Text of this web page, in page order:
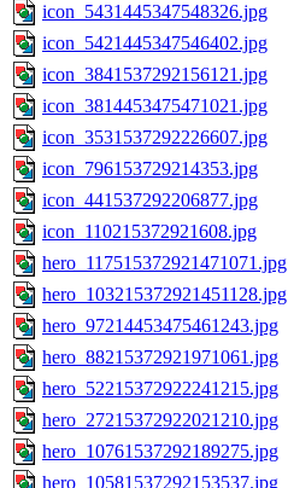
icon_5431445347548326.jpg
icon_5421445347546402.jpg
icon_3841537292156121.jpg
icon_3814453475471021.jpg
icon_3531537292226607.jpg
icon_796153729214353.jpg
icon_441537292206877.jpg
icon_110215372921608.jpg
hero_117515372921471071.jpg
hero_103215372921451128.jpg
hero_97214453475461243.jpg
hero_88215372921971061.jpg
hero_52215372922241215.jpg
hero_27215372922021210.jpg
hero_10761537292189275.jpg
hero_10581537292153537.jpg